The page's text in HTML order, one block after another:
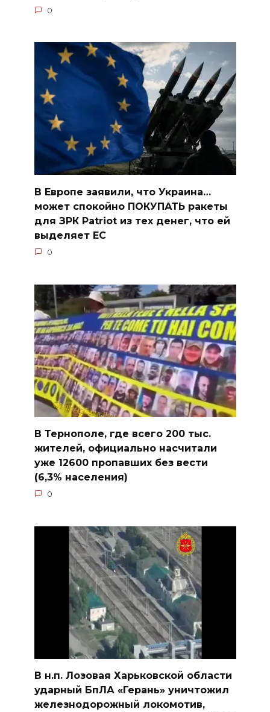
0
В Европе заявили, что Украина…
может спокойно ПОКУПАТЬ ракеты
для ЗРК Patriot из тех денег, что ей
выделяет ЕС
0
В Тернополе, где всего 200 тыс.
жителей, официально насчитали
уже 12600 пропавших без вести
(6,3% населения)
0
В н.п. Лозовая Харьковской области
ударный БпЛА «Герань» уничтожил
железнодорожный локомотив,